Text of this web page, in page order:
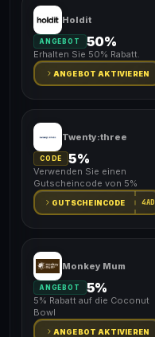
Holdit
ANGEBOT 50%
Erhalten Sie 50% Rabatt.
ANGEBOT AKTIVIEREN
Twenty:three
CODE 5%
Verwenden Sie einen
Gutscheincode von 5%
GUTSCHEINCODE 4AD
Monkey Mum
ANGEBOT 5%
5% Rabatt auf die Coconut
Bowl
ANGEBOT AKTIVIEREN